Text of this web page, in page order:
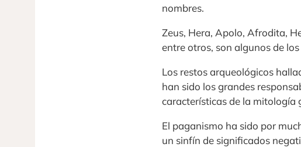
nombres.
Zeus, Hera, Apolo, Afrodita,
entre otros, son algunos de
Los restos arqueológicos
han sido los grandes
características de la mitología
El paganismo ha sido por
un sinfín de significados